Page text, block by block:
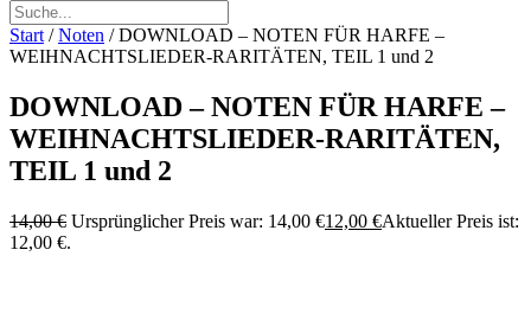
Start /Noten / DOWNLOAD – NOTEN FÜR HARFE –
WEIHNACHTSLIEDER-RARITÄTEN, TEIL 1 und 2
DOWNLOAD – NOTEN FÜR HARFE –
WEIHNACHTSLIEDER-RARITÄTEN,
TEIL 1 und 2
14,00€ Ursprünglicher Preis war: 14,00 €12,00 €Aktueller Preis ist:
12,00 €.